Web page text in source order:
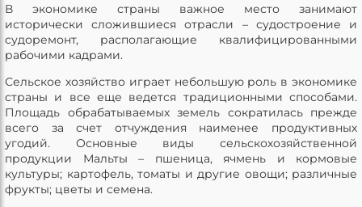
В экономике страны важное место занимают
исторически сложившиеся отрасли – судостроение и
судоремонт, располагающие квалифицированными
рабочими кадрами.
Сельское хозяйство играет небольшую роль в экономике
страны и все еще ведется традиционными способами.
Площадь обрабатываемых земель сократилась прежде
всего за счет отчуждения наименее продуктивных
угодий. Основные виды сельскохозяйственной
продукции Мальты – пшеница, ячмень и кормовые
культуры; картофель, томаты и другие овощи; различные
фрукты; цветы и семена.